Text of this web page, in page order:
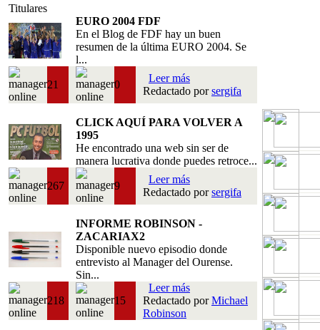
Titulares
EURO 2004 FDF
En el Blog de FDF hay un buen
resumen de la última EURO 2004. Se
l...
21 0
Leer más
Redactado porsergifa
CLICK AQUÍ PARA VOLVER A
1995
He encontrado una web sin ser de
manera lucrativa donde puedes retroce...
267 9
Leer más
Redactado porsergifa
INFORME ROBINSON -
ZACARIAX2
Disponible nuevo episodio donde
entrevisto al Manager del Ourense.
Sin...
218 15
Leer más
Redactado porMichael
Robinson